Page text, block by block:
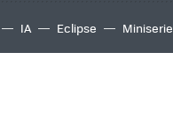
IA Eclipse Miniserie